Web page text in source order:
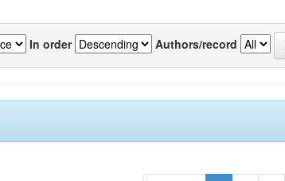
In order Authors/record